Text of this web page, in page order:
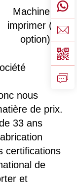
Machine à
imprimer (en
option)
nous
de prix.
33 ans
certifications
de
et